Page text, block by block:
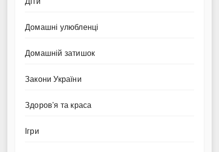
Домашні улюбленці
Домашній затишок
Закони України
Здоров'я та краса
Ігри